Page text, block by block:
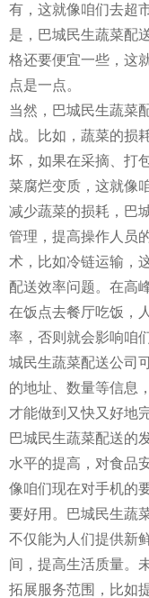
有，这就像咱们去超
是，巴城民生蔬菜配
格还要便宜一些，这
点是一点。
当然，巴城民生蔬菜
战。比如，蔬菜的损
坏，如果在采摘、打
菜腐烂变质，这就像
减少蔬菜的损耗，巴
管理，提高操作人员
术，比如冷链运输，
配送效率问题。在高
在饭点去餐厅吃饭，
率，否则就会影响咱
城民生蔬菜配送公司
的地址、数量等信息
才能做到又快又好地
巴城民生蔬菜配送的
水平的提高，对食品
像咱们现在对手机的
要好用。巴城民生蔬
不仅能为人们提供新
间，提高生活质量。
拓展服务范围，比如